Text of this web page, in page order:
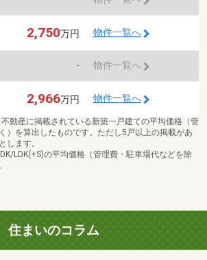
2,750万円 物件一覧へ
- 物件一覧へ
2,966万円 物件一覧へ
動産に掲載されている新築一戸建ての平均価格（管
）を算出したものです。ただし5戸以上の掲載があ
します。
LDK(+S)の平均価格（管理費・駐車場代などを除
住まいのコラム